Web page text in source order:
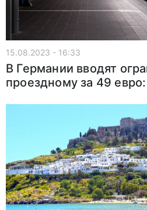
15.08.2023 - 16:33
В Германии вводят
проездному за 49